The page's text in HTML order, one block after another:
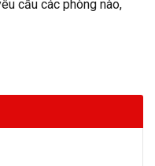
cầu các phòng nào,